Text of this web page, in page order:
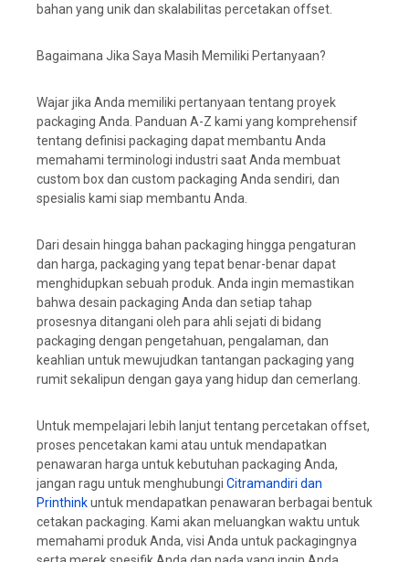
bahan yang unik dan skalabilitas percetakan offset.
Bagaimana Jika Saya Masih Memiliki Pertanyaan?
Wajar jika Anda memiliki pertanyaan tentang proyek
packaging Anda. Panduan A-Z kami yang komprehensif
tentang definisi packaging dapat membantu Anda
memahami terminologi industri saat Anda membuat
custom box dan custom packaging Anda sendiri, dan
spesialis kami siap membantu Anda.
Dari desain hingga bahan packaging hingga pengaturan
dan harga, packaging yang tepat benar-benar dapat
menghidupkan sebuah produk. Anda ingin memastikan
bahwa desain packaging Anda dan setiap tahap
prosesnya ditangani oleh para ahli sejati di bidang
packaging dengan pengetahuan, pengalaman, dan
keahlian untuk mewujudkan tantangan packaging yang
rumit sekalipun dengan gaya yang hidup dan cemerlang.
Untuk mempelajari lebih lanjut tentang percetakan offset,
proses pencetakan kami atau untuk mendapatkan
penawaran harga untuk kebutuhan packaging Anda,
jangan ragu untuk menghubungi Citramandiri dan
Printhinkuntuk mendapatkan penawaran berbagai bentuk
cetakan packaging. Kami akan meluangkan waktu untuk
memahami produk Anda, visi Anda untuk packagingnya